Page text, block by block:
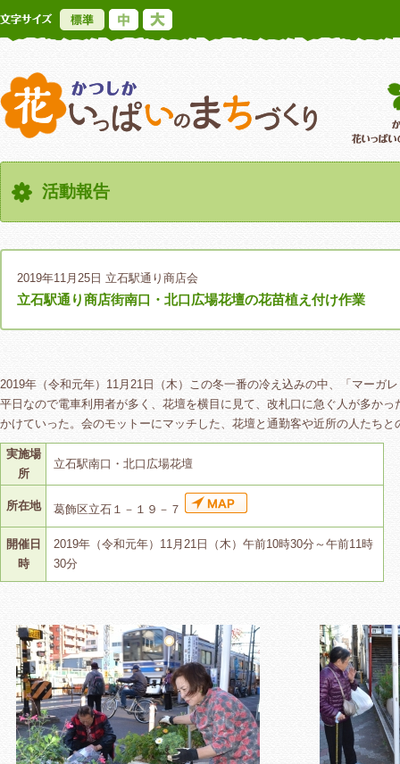
標準
かつしか花い
活動報告
2019年11月25日 立石駅通り商店会
立石駅通り商店街南口・北口広場花壇の花苗植え付け作業
2019年（令和元年）11月21日（木）この冬一番の冷え込みの中、「マーガ
平日なので電車利用者が多く、花壇を横目に見て、改札口に急ぐ人が多か
かけていった。会のモットーにマッチした、花壇と通勤客や近所の人たち
実施場
所
立石駅南口・北口広場花壇
所在地 葛飾区立石１－１９－７
開催日
時
2019年（令和元年）11月21日（木）午前10時30分～午前11時
30分